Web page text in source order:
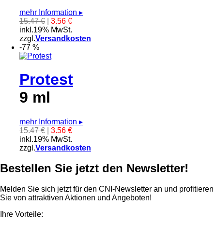
mehr Information ▸
15.47 €
3.56 €
inkl.19% MwSt.
zzgl.Versandkosten
-77 %
Protest
9 ml
mehr Information ▸
15.47 €
3.56 €
inkl.19% MwSt.
zzgl.Versandkosten
Bestellen Sie jetzt den Newsletter!
Melden Sie sich jetzt für den CNI-Newsletter an und profitieren
Sie von attraktiven Aktionen und Angeboten!
Ihre Vorteile: